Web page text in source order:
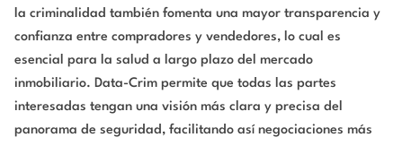
la criminalidad también fomenta una mayor transparencia y
confianza entre compradores y vendedores, lo cual es
esencial para la salud a largo plazo del mercado
inmobiliario. Data-Crim permite que todas las partes
interesadas tengan una visión más clara y precisa del
panorama de seguridad, facilitando así negociaciones más